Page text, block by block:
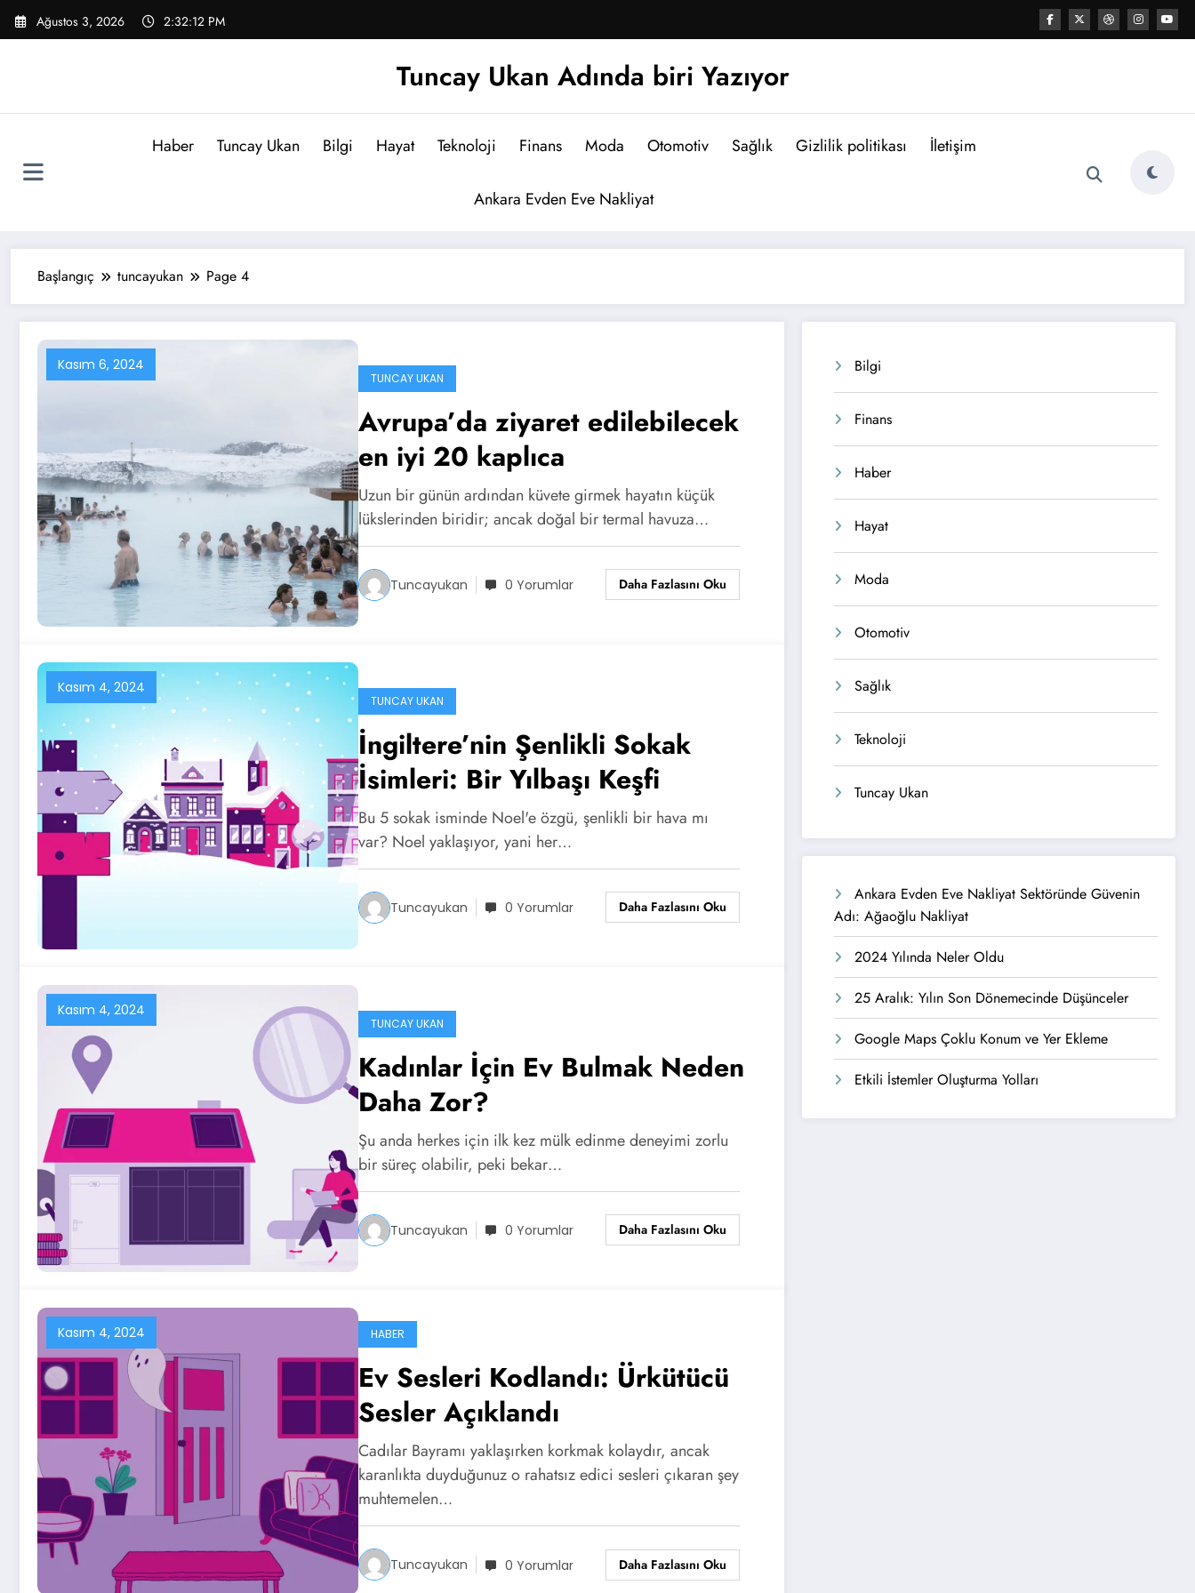
İçeriğe
atla
Ağustos 3, 2026 2:32:13 PM
Tuncay Ukan Adında biri Yazıyor
Haber Tuncay Ukan Bilgi Hayat Teknoloji Finans Moda Otomotiv Sağlık Gizlilik politikası İletişim
Ankara Evden Eve Nakliyat
Başlangıç tuncayukan Page 4
Kasım 6, 2024
TUNCAY UKAN
Avrupa’da ziyaret edilebilecek
en iyi 20 kaplıca
Uzun bir günün ardından küvete girmek hayatın küçük
lükslerinden biridir; ancak doğal bir termal havuza…
Tuncayukan 0 Yorumlar Daha Fazlasını Oku
Kasım 4, 2024
TUNCAY UKAN
İngiltere’nin Şenlikli Sokak
İsimleri: Bir Yılbaşı Keşfi
Bu 5 sokak isminde Noel'e özgü, şenlikli bir hava mı
var? Noel yaklaşıyor, yani her…
Tuncayukan 0 Yorumlar Daha Fazlasını Oku
Kasım 4, 2024
TUNCAY UKAN
Kadınlar İçin Ev Bulmak Neden
Daha Zor?
Şu anda herkes için ilk kez mülk edinme deneyimi zorlu
bir süreç olabilir, peki bekar…
Tuncayukan 0 Yorumlar Daha Fazlasını Oku
Kasım 4, 2024 HABER
Ev Sesleri Kodlandı: Ürkütücü
Sesler Açıklandı
Cadılar Bayramı yaklaşırken korkmak kolaydır, ancak
karanlıkta duyduğunuz o rahatsız edici sesleri çıkaran şey
muhtemelen…
Tuncayukan 0 Yorumlar Daha Fazlasını Oku
Bilgi
Finans
Haber
Hayat
Moda
Otomotiv
Sağlık
Teknoloji
Tuncay Ukan
Ankara Evden Eve Nakliyat Sektöründe Güvenin
Adı: Ağaoğlu Nakliyat
2024 Yılında Neler Oldu
25 Aralık: Yılın Son Dönemecinde Düşünceler
Google Maps Çoklu Konum ve Yer Ekleme
Etkili İstemler Oluşturma Yolları